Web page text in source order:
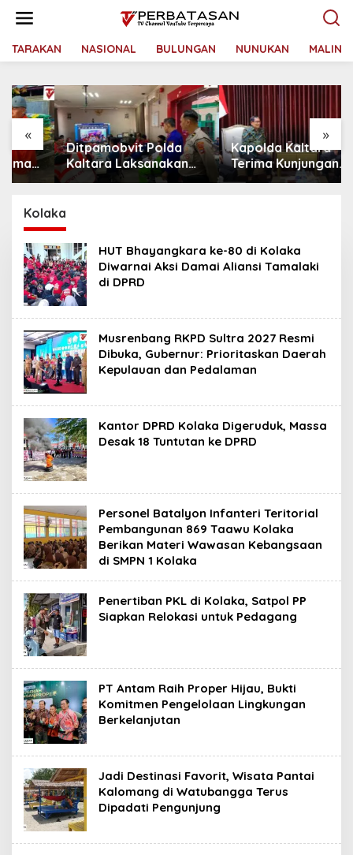
t
TARAKAN NASIONAL BULUNGAN NUNUKAN
« »
Ditpamobvit Polda
Kaltara Laksanakan
Risk Assessment di
Kapolda Kaltara
Terima Kunjungan
Silaturahmi Jajaran
Kolaka
HUT Bhayangkara ke-80 di Kolaka
Diwarnai Aksi Damai Aliansi Tamalaki
di DPRD
Musrenbang RKPD Sultra 2027 Resmi
Dibuka, Gubernur: Prioritaskan Daerah
Kepulauan dan Pedalaman
Kantor DPRD Kolaka Digeruduk, Massa
Desak 18 Tuntutan ke DPRD
Personel Batalyon Infanteri Teritorial
Pembangunan 869 Taawu Kolaka
Berikan Materi Wawasan Kebangsaan
di SMPN 1 Kolaka
Penertiban PKL di Kolaka, Satpol PP
Siapkan Relokasi untuk Pedagang
PT Antam Raih Proper Hijau, Bukti
Komitmen Pengelolaan Lingkungan
Berkelanjutan
Jadi Destinasi Favorit, Wisata Pantai
Kalomang di Watubangga Terus
Dipadati Pengunjung